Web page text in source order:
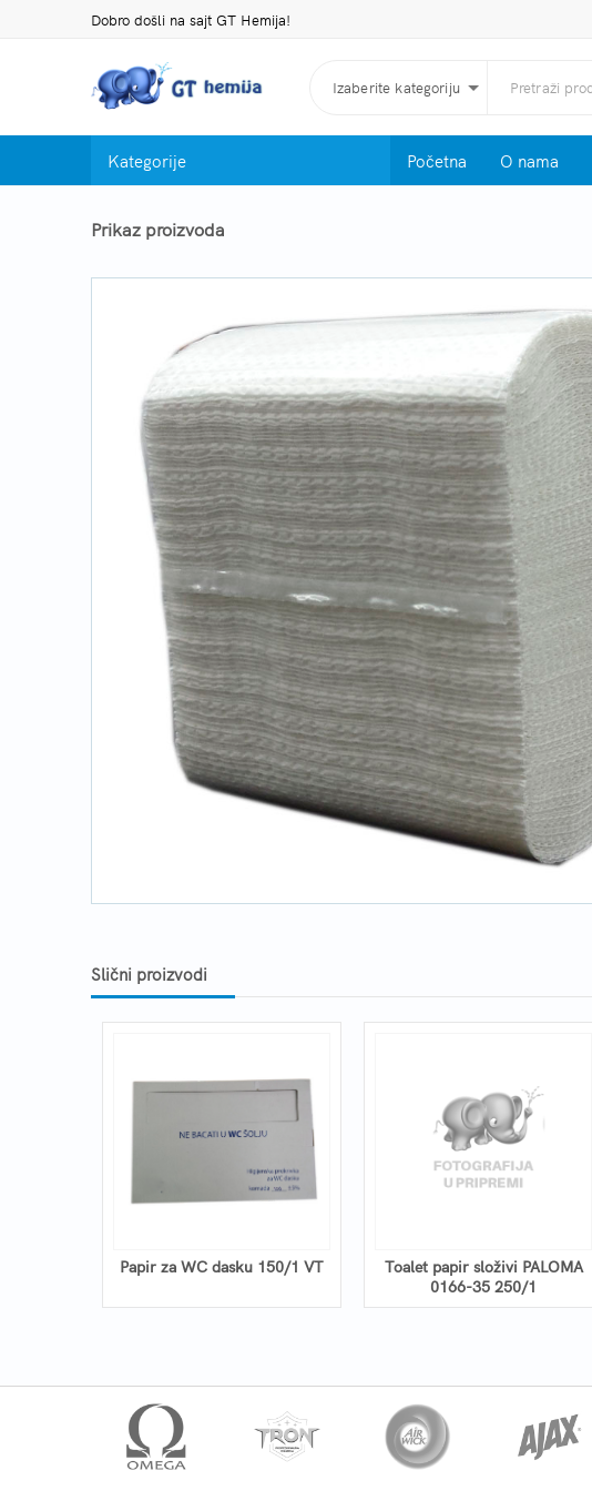
Dobro došli na sajt GT Hemija!
Izaberite kategoriju
Kategorije Početna O nama
Prikaz proizvoda
Slični proizvodi
Papir za WC dasku 150/1 VT
Toalet papir složivi PALOMA
0166-35 250/1